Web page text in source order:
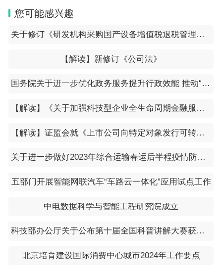
如，个人大额存单20万元起存门槛；拓宽存单转让
渠道，允许银行自有渠道及合规第三方平台开展转让
行发行、转让信息强制披露要求等。
上述银行业内人士向时代财经解释称，本次政策修订
核心目标是完善大额存单二级市场流动性，缓解储
长期存单定价仍将维持低位运行。
您可能感兴趣
关于修订《研发机构采购国产设备增值税退税管理办法》的公告（国家税务总局公告2023年第20号）
【解读】新修订《公司法》
国务院关于进一步优化政务服务提升行政效能 推动“高效办成一件事”的指导意见（国发〔2024〕3号）
【解读】《关于加强科技型企业全生命周期金融服务的通知》
【解读】证监会就《上市公司向特定对象发行可转换公司债券购买资产规则（征求意见稿）》公开征求意见
关于进一步做好2023年综合运输春运后半程疫情防控和运输服务保障工作的通知（联防联控机制春运发电〔2023〕5号）
五部门开展智能网联汽车“车路云一体化”应用试点工作
中电数据科学与智能工程研究院成立
科技部办公厅关于公布第十届全国科普讲解大赛获奖名单的通知
北京培育建设国际消费中心城市2024年工作要点